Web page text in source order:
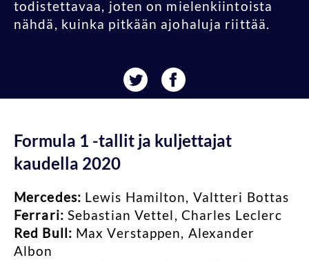
todistettavaa, joten on mielenkiintoista
nähdä, kuinka pitkään ajohaluja riittää.
Formula 1 -tallit ja kuljettajat
kaudella 2020
Mercedes: Lewis Hamilton, Valtteri Bottas
Ferrari: Sebastian Vettel, Charles Leclerc
Red Bull: Max Verstappen, Alexander
Albon